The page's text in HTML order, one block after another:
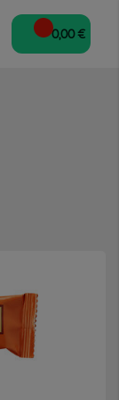
0,00 €